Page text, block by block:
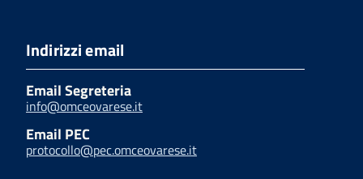
Indirizzi email
Email Segreteria
info@omceovarese.it
Email PEC
protocollo@pec.omceovarese.it